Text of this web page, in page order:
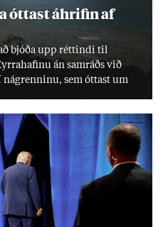
ótt­ast áhrif­in af
bjóða upp rétt­indi til
án sam­ráðs við
ná­grenn­inu, sem ótt­ast um